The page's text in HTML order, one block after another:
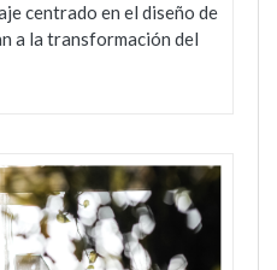
centrado en el diseño de
a la transformación del